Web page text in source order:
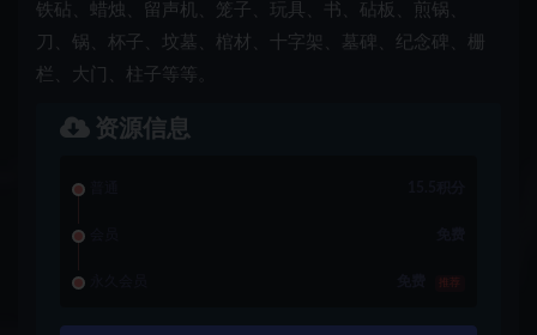
铁砧、蜡烛、留声机、笼子、玩具、书、砧板、煎锅、
刀、锅、杯子、坟墓、棺材、十字架、墓碑、纪念碑、栅
栏、大门、柱子等等。
资源信息
推荐